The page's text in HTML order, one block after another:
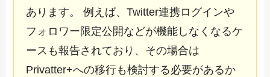
あります。 例えば、Twitter連携ログインや
フォロワー限定公開などが機能しなくなるケ
ースも報告されており、その場合は
Privatter+への移行も検討する必要があるか